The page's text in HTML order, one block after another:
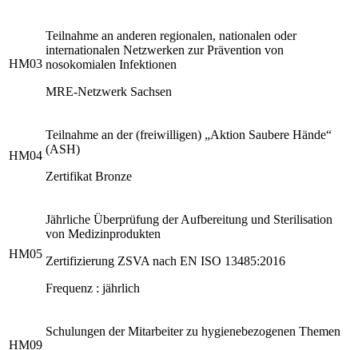
HM03
Teilnahme an anderen regionalen, nationalen oder
internationalen Netzwerken zur Prävention von
nosokomialen Infektionen
MRE-Netzwerk Sachsen
HM04
Teilnahme an der (freiwilligen) „Aktion Saubere Hände“
(ASH)
Zertifikat Bronze
HM05
Jährliche Überprüfung der Aufbereitung und Sterilisation
von Medizinprodukten
Zertifizierung ZSVA nach EN ISO 13485:2016
Frequenz : jährlich
HM09
Schulungen der Mitarbeiter zu hygienebezogenen Themen